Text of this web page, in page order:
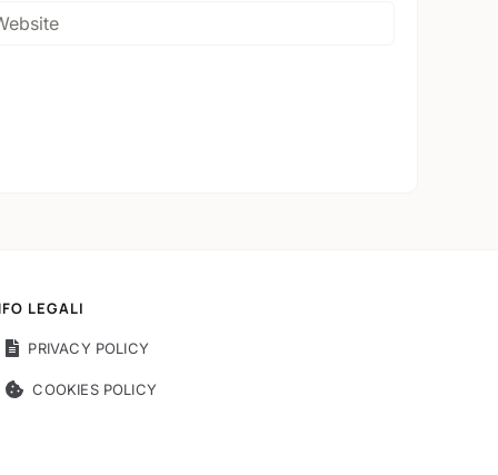
LEGALI
PRIVACY POLICY
COOKIES POLICY